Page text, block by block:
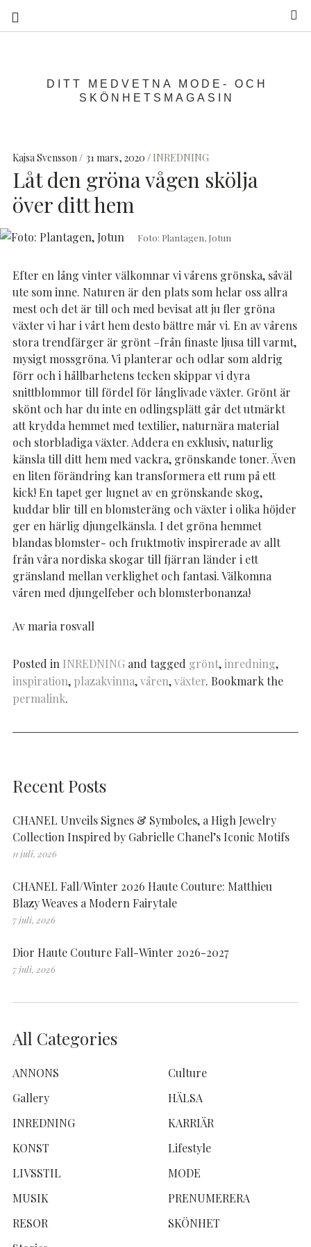
DITT MEDVETNA MODE- OCH
SKÖNHETSMAGASIN
Kajsa Svensson 31 mars, 2020 INREDNING
Låt den gröna vågen skölja
över ditt hem
Foto: Plantagen, Jotun
Efter en lång vinter välkomnar vi vårens grönska, såväl
ute som inne. Naturen är den plats som helar oss allra
mest och det är till och med bevisat att ju fler gröna
växter vi har i vårt hem desto bättre mår vi. En av vårens
stora trendfärger är grönt –från finaste ljusa till varmt,
mysigt mossgröna. Vi planterar och odlar som aldrig
förr och i hållbarhetens tecken skippar vi dyra
snittblommor till fördel för långlivade växter. Grönt är
skönt och har du inte en odlingsplätt går det utmärkt
att krydda hemmet med textilier, naturnära material
och storbladiga växter. Addera en exklusiv, naturlig
känsla till ditt hem med vackra, grönskande toner. Även
en liten förändring kan transformera ett rum på ett
kick! En tapet ger lugnet av en grönskande skog,
kuddar blir till en blomsteräng och växter i olika höjder
ger en härlig djungelkänsla. I det gröna hemmet
blandas blomster- och fruktmotiv inspirerade av allt
från våra nordiska skogar till fjärran länder i ett
gränsland mellan verklighet och fantasi. Välkomna
våren med djungelfeber och blomsterbonanza!
Av maria rosvall
Posted in INREDNING and tagged grönt,inredning,
inspiration, plazakvinna,våren,växter. Bookmark the
permalink.
Recent Posts
CHANEL Unveils Signes & Symboles, a High Jewelry
Collection Inspired by Gabrielle Chanel’s Iconic Motifs
11 juli, 2026
CHANEL Fall/Winter 2026 Haute Couture: Matthieu
Blazy Weaves a Modern Fairytale
7 juli, 2026
Dior Haute Couture Fall-Winter 2026-2027
7 juli, 2026
All Categories
ANNONS
Culture
Gallery
HÄLSA
INREDNING
KARRIÄR
KONST
Lifestyle
LIVSSTIL
MODE
MUSIK
PRENUMERERA
RESOR
SKÖNHET